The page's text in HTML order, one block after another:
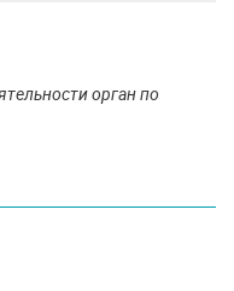
орган по